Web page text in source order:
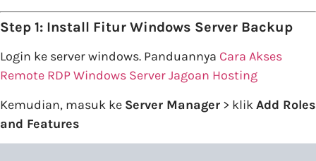
Step 1: Install Fitur Windows Server Backup
Login ke server windows. Panduannya Cara Akses
Remote RDP Windows Server Jagoan Hosting
Kemudian, masuk ke Server Manager > klikAdd Roles
and Features